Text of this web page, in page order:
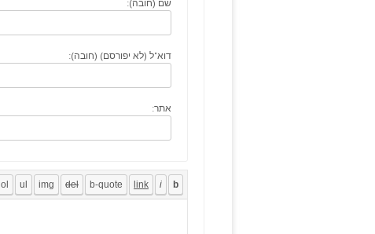
שם (חובה):
דוא"ל (לא יפורסם) (חובה):
אתר: